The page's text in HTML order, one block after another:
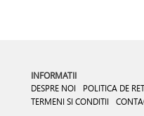
INFORMATII
DESPRE NOI POLITICA DE
TERMENI SI CONDITII